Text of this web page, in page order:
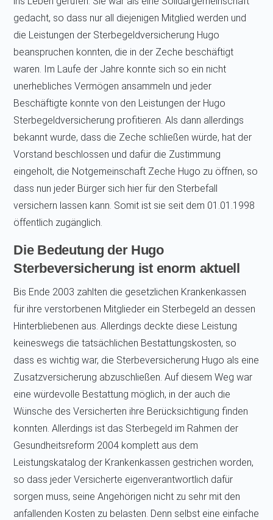
gedacht, so dass nur all diejenigen Mitglied werden und
die Leistungen der Sterbegeldversicherung Hugo
beanspruchen konnten, die in der Zeche beschäftigt
waren. Im Laufe der Jahre konnte sich so ein nicht
unerhebliches Vermögen ansammeln und jeder
Beschäftigte konnte von den Leistungen der Hugo
Sterbegeldversicherung profitieren. Als dann allerdings
bekannt wurde, dass die Zeche schließen würde, hat der
Vorstand beschlossen und dafür die Zustimmung
eingeholt, die Notgemeinschaft Zeche Hugo zu öffnen, so
dass nun jeder Bürger sich hier für den Sterbefall
versichern lassen kann. Somit ist sie seit dem 01.01.1998
öffentlich zugänglich.
Die Bedeutung der Hugo
Sterbeversicherung ist enorm aktuell
Bis Ende 2003 zahlten die gesetzlichen Krankenkassen
für ihre verstorbenen Mitglieder ein Sterbegeld an dessen
Hinterbliebenen aus. Allerdings deckte diese Leistung
keineswegs die tatsächlichen Bestattungskosten, so
dass es wichtig war, die Sterbeversicherung Hugo als eine
Zusatzversicherung abzuschließen. Auf diesem Weg war
eine würdevolle Bestattung möglich, in der auch die
Wünsche des Versicherten ihre Berücksichtigung finden
konnten. Allerdings ist das Sterbegeld im Rahmen der
Gesundheitsreform 2004 komplett aus dem
Leistungskatalog der Krankenkassen gestrichen worden,
so dass jeder Versicherte eigenverantwortlich dafür
sorgen muss, seine Angehörigen nicht zu sehr mit den
anfallenden Kosten zu belasten. Denn selbst eine einfache